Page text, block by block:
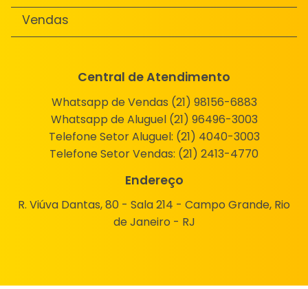
Vendas
Central de Atendimento
Whatsapp de Vendas (21) 98156-6883
Whatsapp de Aluguel (21) 96496-3003
Telefone Setor Aluguel: (21) 4040-3003
Telefone Setor Vendas: (21) 2413-4770
Endereço
R. Viúva Dantas, 80 - Sala 214 - Campo Grande, Rio
de Janeiro - RJ